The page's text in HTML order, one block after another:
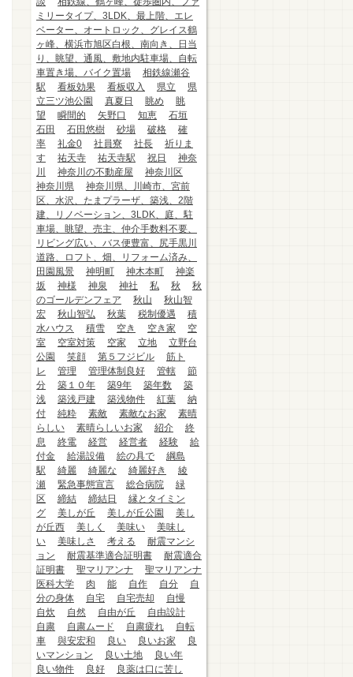
ミリータイプ、3LDK、最上階、エレ
ベーター、オートロック、グレイス鶴
ヶ峰、横浜市旭区白根、南向き、日当
り、眺望、通風、敷地内駐車場、自転
車置き場、バイク置場
相鉄線瀬谷
駅
看板効果 看板収入 県立
県
立三ツ池公園
真夏日 眺め
眺
望
瞬間的 矢野口 知恵
石垣
石田
石田悠樹 砂場 破格
確
率
礼金0 社員寮 社長
祈りま
す
祐天寺 祐天寺駅 祝日
神奈
川
神奈川の不動産屋
神奈川区
神奈川県
神奈川県、川崎市、宮前
区、水沢、たまプラーザ、築浅、2階
建、リノベーション、3LDK、庭、駐
車場、眺望、売主、仲介手数料不要、
リビング広い、バス便豊富、尻手黒川
道路、ロフト、畑、リフォーム済み、
田園風景
神明町 神木本町
神楽
坂
神様 神泉 神社 私 秋
秋
のゴールデンフェア
秋山
秋山智
宏
秋山智弘 秋葉 税制優遇
積
水ハウス
積雪 空き 空き家
空
室
空室対策 空家 立地
立野台
公園
笑顔 第５フジビル
筋ト
レ
管理 管理体制良好 管轄
節
分
築１０年 築9年 築年数
築
浅
築浅戸建 築浅物件 紅葉
納
付
純粋 素敵 素敵なお家
素晴
らしい
素晴らしいお家 紹介
終
息
終電 経営 経営者 経験
給
付金
給湯設備 絵の具で
綱島
駅
綺麗 綺麗な 綺麗好き
綾
瀬
緊急事態宣言 総合病院
緑
区
締結 締結日
縁とタイミン
グ
美しが丘 美しが丘公園
美し
が丘西
美しく 美味い
美味し
い
美味しさ 考える
耐震マンシ
ョン
耐震基準適合証明書
耐震適合
証明書
聖マリアンナ
聖マリアンナ
医科大学
肉 能 自作 自分
自
分の身体
自宅 自宅売却
自慢
自炊
自然 自由が丘
自由設計
自粛
自粛ムード 自粛疲れ
自転
車
與安宏和 良い 良いお家
良
いマンション
良い土地
良い年
良い物件
良好
良薬は口に苦し